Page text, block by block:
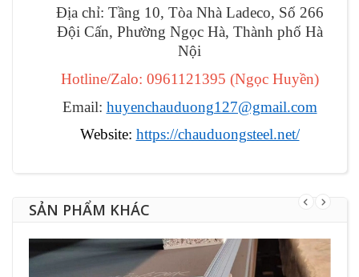
Địa chỉ: Tầng 10, Tòa Nhà Ladeco, Số 266
Đội Cấn, Phường Ngọc Hà, Thành phố Hà
Nội
Hotline/Zalo: 0961121395 (Ngọc Huyền)
Email: huyenchauduong127@gmail.com
Website: https://chauduongsteel.net/
SẢN PHẨM KHÁC